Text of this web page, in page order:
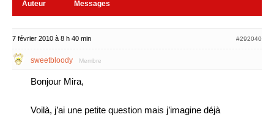
Auteur Messages
7 février 2010 à 8 h 40 min #292040
sweetbloody Membre
Bonjour Mira,
Voilà, j’ai une petite question mais j’imagine déjà